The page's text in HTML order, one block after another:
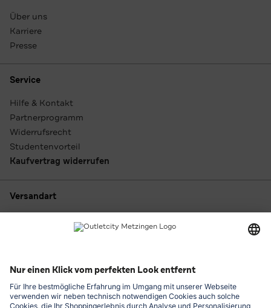
Über uns
Karriere
Presse
Service
Hilfe & Kontakt
Partnerprogramm
Widerrufsrecht
Studentenvorteil
Kaufvertrag widerrufen
Versandart